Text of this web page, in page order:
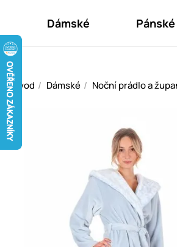
Dámské Pánské
Úvod Dámské Noční prádlo a